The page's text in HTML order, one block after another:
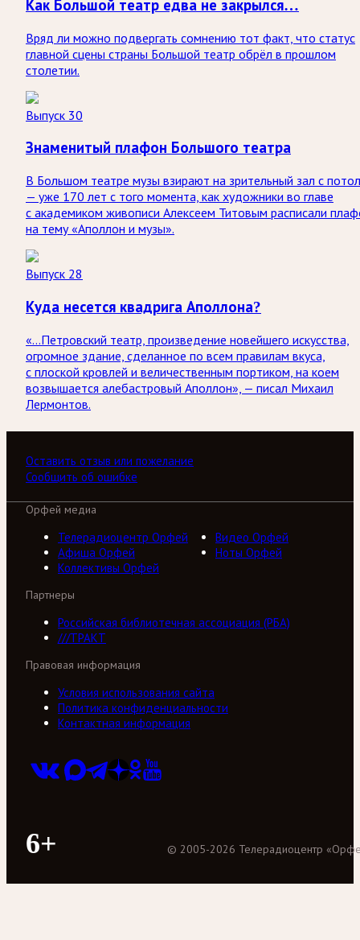
Как Большой театр едва не закрылся…
Вряд ли можно подвергать сомнению тот факт, что статус
главной сцены страны Большой театр обрёл в прошлом
столетии.
Выпуск 30
Знаменитый плафон Большого театра
В Большом театре музы взирают на зрительный зал с
— уже 170 лет с того момента, как художники во главе
с академиком живописи Алексеем Титовым расписали
на тему «Аполлон и музы».
Выпуск 28
Куда несется квадрига Аполлона?
«…Петровский театр, произведение новейшего искусства,
огромное здание, сделанное по всем правилам вкуса,
с плоской кровлей и величественным портиком, на коем
возвышается алебастровый Аполлон», — писал Михаил
Лермонтов.
Оставить отзыв или пожелание
Сообщить об ошибке
Орфей медиа
Телерадиоцентр Орфей
Видео Орфей
Афиша Орфей
Ноты Орфей
Коллективы Орфей
Партнеры
Российская библиотечная ассоциация (РБА)
///ТРАКТ
Правовая информация
Условия использования сайта
Политика конфиденциальности
Контактная информация
6+ © 2005-2026 Телерадиоцентр